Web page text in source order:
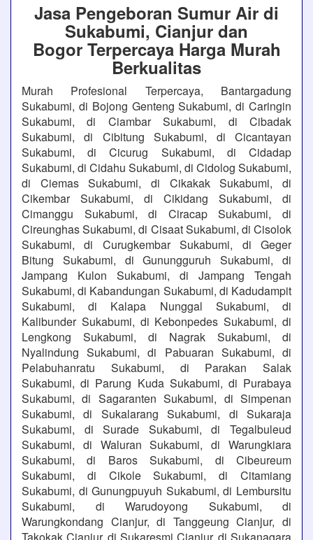
Jasa Pengeboran Sumur Air di
Sukabumi, Cianjur dan
Bogor Terpercaya Harga Murah
Berkualitas
Murah Profesional Terpercaya, Bantargadung
Sukabumi, di Bojong Genteng Sukabumi, di Caringin
Sukabumi, di Ciambar Sukabumi, di Cibadak
Sukabumi, di Cibitung Sukabumi, di Cicantayan
Sukabumi, di Cicurug Sukabumi, di Cidadap
Sukabumi, di Cidahu Sukabumi, di Cidolog Sukabumi,
di Ciemas Sukabumi, di Cikakak Sukabumi, di
Cikembar Sukabumi, di Cikidang Sukabumi, di
Cimanggu Sukabumi, di Ciracap Sukabumi, di
Cireunghas Sukabumi, di Cisaat Sukabumi, di Cisolok
Sukabumi, di Curugkembar Sukabumi, di Geger
Bitung Sukabumi, di Gunungguruh Sukabumi, di
Jampang Kulon Sukabumi, di Jampang Tengah
Sukabumi, di Kabandungan Sukabumi, di Kadudampit
Sukabumi, di Kalapa Nunggal Sukabumi, di
Kalibunder Sukabumi, di Kebonpedes Sukabumi, di
Lengkong Sukabumi, di Nagrak Sukabumi, di
Nyalindung Sukabumi, di Pabuaran Sukabumi, di
Pelabuhanratu Sukabumi, di Parakan Salak
Sukabumi, di Parung Kuda Sukabumi, di Purabaya
Sukabumi, di Sagaranten Sukabumi, di Simpenan
Sukabumi, di Sukalarang Sukabumi, di Sukaraja
Sukabumi, di Surade Sukabumi, di Tegalbuleud
Sukabumi, di Waluran Sukabumi, di Warungkiara
Sukabumi, di Baros Sukabumi, di Cibeureum
Sukabumi, di Cikole Sukabumi, di Citamiang
Sukabumi, di Gunungpuyuh Sukabumi, di Lembursitu
Sukabumi, di Warudoyong Sukabumi, di
Warungkondang Cianjur, di Tanggeung Cianjur, di